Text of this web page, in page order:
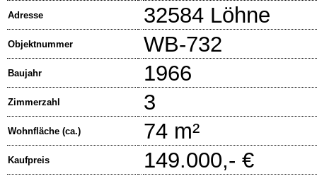
Adresse 32584 Löhne
Objektnummer WB-732
Baujahr 1966
Zimmerzahl 3
Wohnfläche (ca.) 74 m²
Kaufpreis 149.000,- €